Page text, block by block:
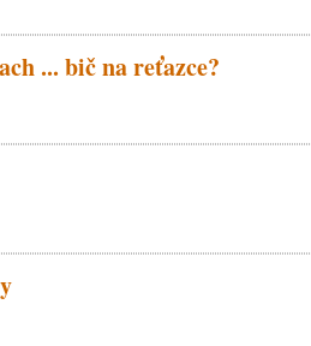
... bič na reťazce?